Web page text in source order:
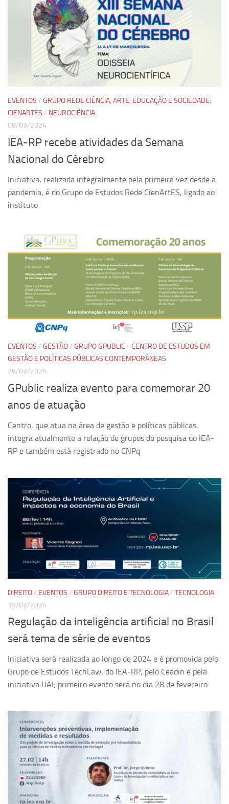
EVENTOS / GRUPO REDE CIÊNCIA, ARTE, EDUCAÇÃO E SOCIEDADE:
CIENARTES / NEUROCIÊNCIA
08/03/2024
IEA-RP recebe atividades da Semana
Nacional do Cérebro
Iniciativa, realizada integralmente pela primeira vez desde a
pandemia, é do Grupo de Estudos Rede CienArtES, ligado ao
instituto
EVENTOS / GESTÃO/ GRUPO GPUBLIC - CENTRO DE ESTUDOS EM
GESTÃO E POLÍTICAS PÚBLICAS CONTEMPORÂNEAS
26/02/2024
GPublic realiza evento para comemorar 20
anos de atuação
Centro, que atua na área de gestão e políticas públicas,
integra atualmente a relação de grupos de pesquisa do IEA-
RP e também está registrado no CNPq
DIREITO/ EVENTOS / GRUPO DIREITO E TECNOLOGIA/ TECNOLOGIA
19/02/2024
Regulação da inteligência artificial no Brasil
será tema de série de eventos
Iniciativa será realizada ao longo de 2024 e é promovida pelo
Grupo de Estudos TechLaw, do IEA-RP, pelo Ceadin e pela
iniciativa UAI; primeiro evento será no dia 28 de fevereiro